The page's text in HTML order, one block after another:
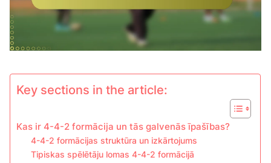
Key sections in the article:
Kas ir 4-4-2 formācija un tās galvenās īpašības?
4-4-2 formācijas struktūra un izkārtojums
Tipiskas spēlētāju lomas 4-4-2 formācijā